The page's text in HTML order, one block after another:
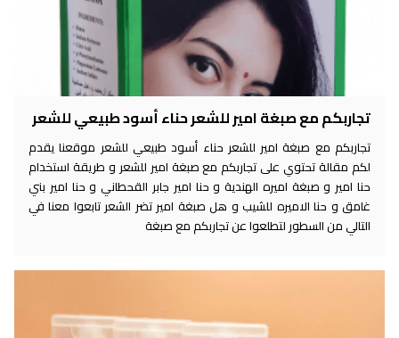
تجاربكم مع صبغة امير للشعر حناء أسود طبيعي للشعر
تجاربكم مع صبغة امير للشعر حناء أسود طبيعي للشعر موقعنا يقدم
لكم مقالة تحتوي على تجاربكم مع صبغة امير للشعر و طريقة استخدام
حنا امير و صبغة اميره الهندية و حنا امير جابر القحطاني و حنا امير بني
غامق و حنا الاميره للشيب و هل صبغة امير تضر الشعر تابعوا معنا في
التالي من السطور لتطلعوا عن تجاربكم مع صبغة